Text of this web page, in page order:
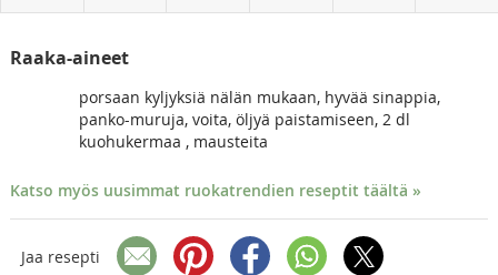
Raaka-aineet
porsaan kyljyksiä nälän mukaan, hyvää sinappia,
panko-muruja, voita, öljyä paistamiseen, 2 dl
kuohukermaa , mausteita
Katso myös uusimmat ruokatrendien reseptit täältä »
Jaa resepti